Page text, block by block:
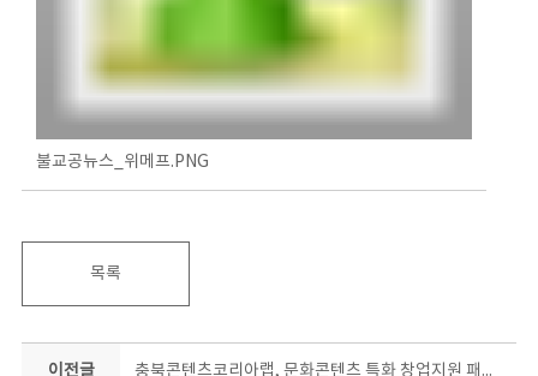
불교공뉴스_위메프.PNG
목록
이전글 충북콘텐츠코리아랩, 문화콘텐츠 특화 창업지원 패키지 참여 예비창업자 모집